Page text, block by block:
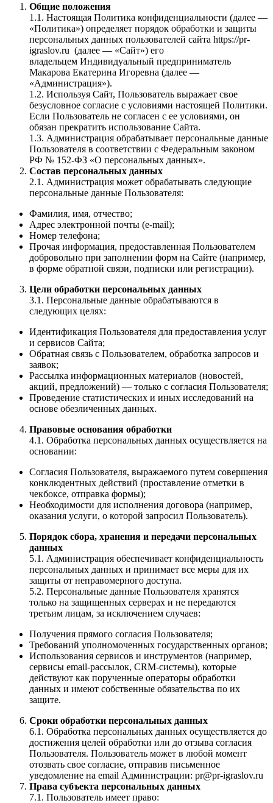
Общие положения
1.1. Настоящая Политика конфиденциальности (далее —
«Политика») определяет порядок обработки и защиты
персональных данных пользователей сайта https://pr-
igraslov.ru (далее — «Сайт») его
владельцем Индивидуальный предприниматель
Макарова Екатерина Игоревна (далее —
«Администрация»).
1.2. Используя Сайт, Пользователь выражает свое
безусловное согласие с условиями настоящей Политики.
Если Пользователь не согласен с ее условиями, он
обязан прекратить использование Сайта.
1.3. Администрация обрабатывает персональные данные
Пользователя в соответствии с Федеральным законом
РФ № 152-ФЗ «О персональных данных».
Состав персональных данных
2.1. Администрация может обрабатывать следующие
персональные данные Пользователя:
Фамилия, имя, отчество;
Адрес электронной почты (e-mail);
Номер телефона;
Прочая информация, предоставленная Пользователем
добровольно при заполнении форм на Сайте (например,
в форме обратной связи, подписки или регистрации).
Цели обработки персональных данных
3.1. Персональные данные обрабатываются в
следующих целях:
Идентификация Пользователя для предоставления услуг
и сервисов Сайта;
Обратная связь с Пользователем, обработка запросов и
заявок;
Рассылка информационных материалов (новостей,
акций, предложений) — только с согласия Пользователя;
Проведение статистических и иных исследований на
основе обезличенных данных.
Правовые основания обработки
4.1. Обработка персональных данных осуществляется на
основании:
Согласия Пользователя, выражаемого путем совершения
конклюдентных действий (проставление отметки в
чекбоксе, отправка формы);
Необходимости для исполнения договора (например,
оказания услуги, о которой запросил Пользователь).
Порядок сбора, хранения и передачи персональных
данных
5.1. Администрация обеспечивает конфиденциальность
персональных данных и принимает все меры для их
защиты от неправомерного доступа.
5.2. Персональные данные Пользователя хранятся
только на защищенных серверах и не передаются
третьим лицам, за исключением случаев:
Получения прямого согласия Пользователя;
Требований уполномоченных государственных органов;
Использования сервисов и инструментов (например,
сервисы email-рассылок, CRM-системы), которые
действуют как порученные операторы обработки
данных и имеют собственные обязательства по их
защите.
Сроки обработки персональных данных
6.1. Обработка персональных данных осуществляется до
достижения целей обработки или до отзыва согласия
Пользователя. Пользователь может в любой момент
отозвать свое согласие, отправив письменное
уведомление на email Администрации: pr@pr-igraslov.ru
Права субъекта персональных данных
7.1. Пользователь имеет право: